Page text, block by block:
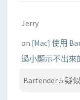
Jerry
on [Mac] 使用
過小顯示不出來
Bartender 5 疑